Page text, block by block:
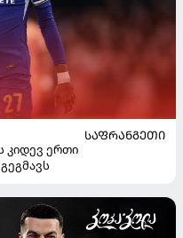
ᲡᲐᲤᲠᲐᲜᲒᲔᲗᲘ
კიდევ ერთი